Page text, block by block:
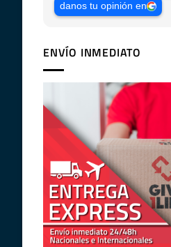
danos tu opinión en
ENVÍO INMEDIATO